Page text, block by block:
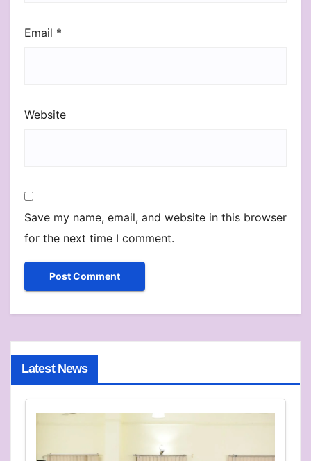
Email *
Website
Save my name, email, and website in this browser
for the next time I comment.
Latest News